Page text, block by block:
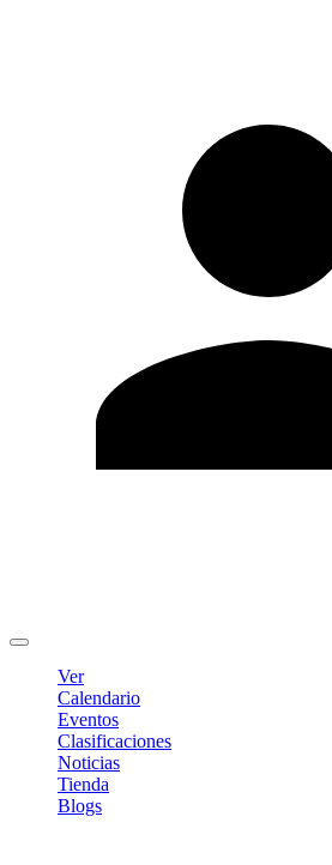
Ver
Calendario
Eventos
Clasificaciones
Noticias
Tienda
Blogs